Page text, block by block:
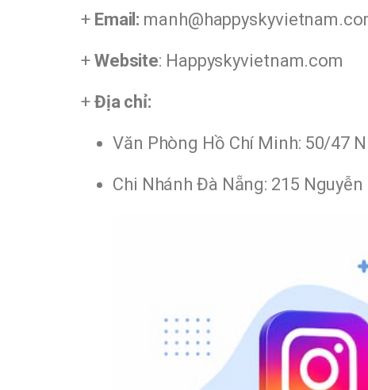
+ Email:
+ Website: Happyskyvietnam.com
+ Địa chỉ:
Văn Phòng Hồ Chí Minh: 50/47
Chi Nhánh Đà Nẵng: 215